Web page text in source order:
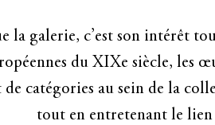
Notre galerie s'étend
la galerie, c’est son intérêt
du XIXe siècle, les
de catégories au sein de la
tout en entretenant le lien